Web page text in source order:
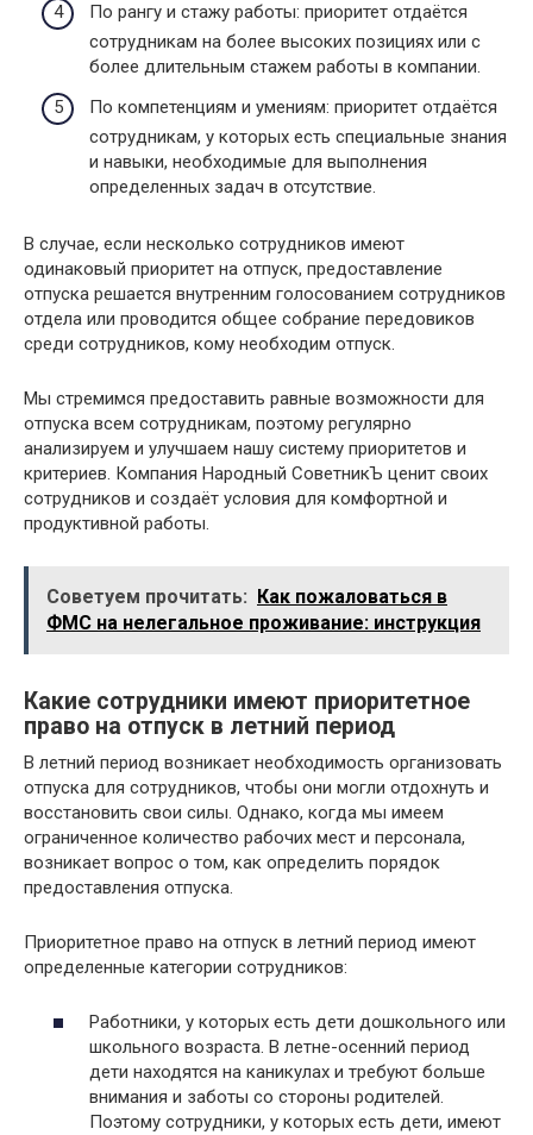
По рангу и стажу работы: приоритет отдаётся
сотрудникам на более высоких позициях или с
более длительным стажем работы в компании.
По компетенциям и умениям: приоритет отдаётся
сотрудникам, у которых есть специальные знания
и навыки, необходимые для выполнения
определенных задач в отсутствие.
В случае, если несколько сотрудников имеют
одинаковый приоритет на отпуск, предоставление
отпуска решается внутренним голосованием сотрудников
отдела или проводится общее собрание передовиков
среди сотрудников, кому необходим отпуск.
Мы стремимся предоставить равные возможности для
отпуска всем сотрудникам, поэтому регулярно
анализируем и улучшаем нашу систему приоритетов и
критериев. Компания Народный СоветникЪ ценит своих
сотрудников и создаёт условия для комфортной и
продуктивной работы.
Советуем прочитать: Как пожаловаться в
ФМС на нелегальное проживание: инструкция
Какие сотрудники имеют приоритетное
право на отпуск в летний период
В летний период возникает необходимость организовать
отпуска для сотрудников, чтобы они могли отдохнуть и
восстановить свои силы. Однако, когда мы имеем
ограниченное количество рабочих мест и персонала,
возникает вопрос о том, как определить порядок
предоставления отпуска.
Приоритетное право на отпуск в летний период имеют
определенные категории сотрудников:
Работники, у которых есть дети дошкольного или
школьного возраста. В летне-осенний период
дети находятся на каникулах и требуют больше
внимания и заботы со стороны родителей.
Поэтому сотрудники, у которых есть дети, имеют